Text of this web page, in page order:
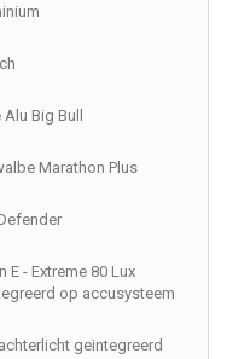
Big Bull
Marathon Plus
E - Extreme 80 Lux
op accusysteem
geintegreerd